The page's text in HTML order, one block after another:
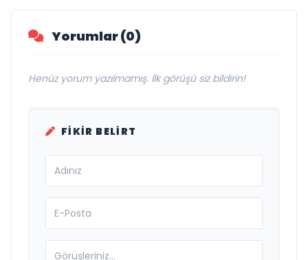
Yorumlar (0)
Henüz yorum yazılmamış. İlk görüşü siz bildirin!
FIKIR BELIRT